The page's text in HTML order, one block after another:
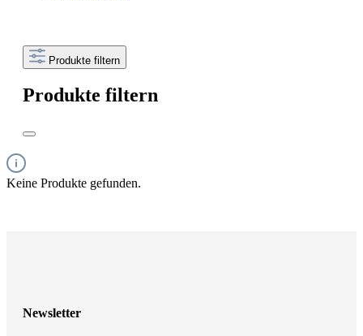
Produkte filtern
Produkte filtern
Keine Produkte gefunden.
Newsletter